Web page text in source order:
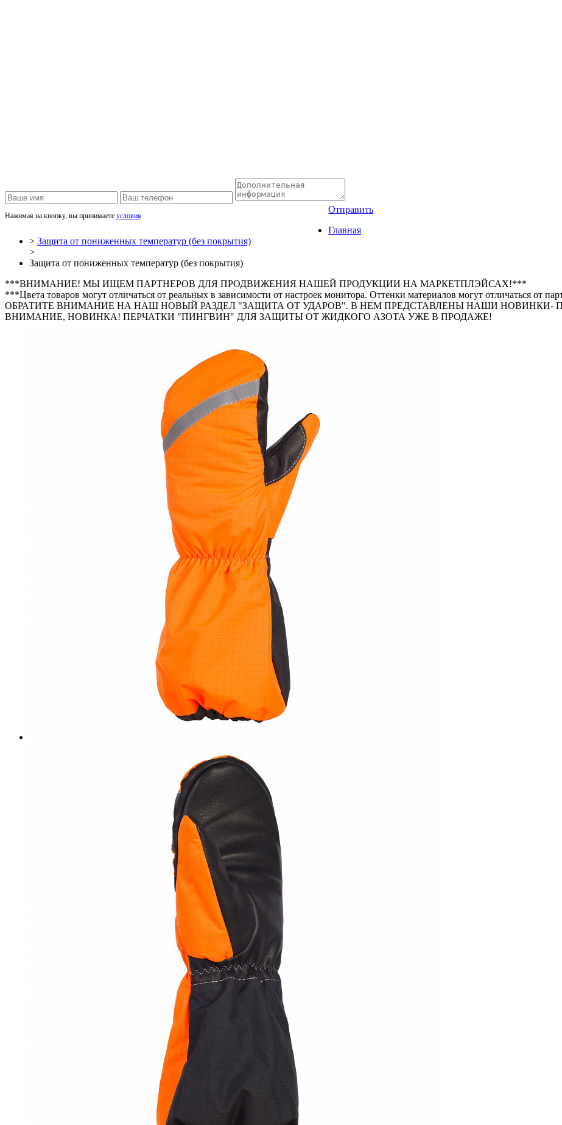
Нажимая на кнопку, вы принимаете условия
Отправить
Главная
> Защита от пониженных температур (без покрытия)
>
Защита от пониженных температур (без покрытия)
***ВНИМАНИЕ! МЫ ИЩЕМ ПАРТНЕРОВ ДЛЯ ПРОДВИЖЕНИЯ НАШЕЙ ПРОДУКЦИИ НА МАРКЕТПЛЭЙСАХ!***
***Цвета товаров могут отличаться от реальных в зависимости от настроек монитора. Оттенки материалов могут отличаться от
ОБРАТИТЕ ВНИМАНИЕ НА НАШ НОВЫЙ РАЗДЕЛ "ЗАЩИТА ОТ УДАРОВ". В НЕМ ПРЕДСТАВЛЕНЫ НАШИ НОВИНКИ-
ВНИМАНИЕ, НОВИНКА! ПЕРЧАТКИ "ПИНГВИН" ДЛЯ ЗАЩИТЫ ОТ ЖИДКОГО АЗОТА УЖЕ В ПРОДАЖЕ!